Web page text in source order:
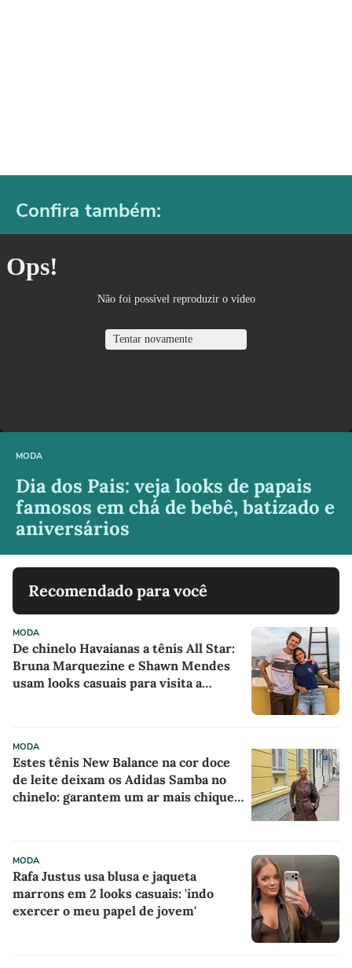
Confira também:
MODA
Dia dos Pais: veja looks de papais
famosos em chá de bebê, batizado e
aniversários
Recomendado para você
MODA
De chinelo Havaianas a tênis All Star:
Bruna Marquezine e Shawn Mendes
usam looks casuais para visita a
MODA
Estes tênis New Balance na cor doce
de leite deixam os Adidas Samba no
chinelo: garantem um ar mais chique e
MODA
Rafa Justus usa blusa e jaqueta
marrons em 2 looks casuais: 'indo
exercer o meu papel de jovem'